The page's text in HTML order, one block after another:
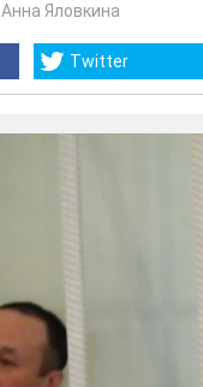
Анна Яловкина
Twitter